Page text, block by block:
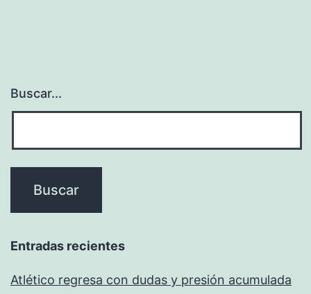
Buscar...
Entradas recientes
Atlético regresa con dudas y presión acumulada